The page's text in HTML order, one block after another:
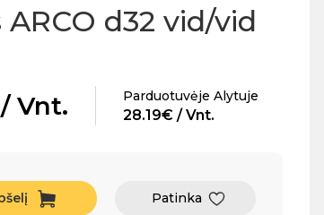
d32 vid/vid
Vnt. Parduotuvėje Alytuje
28.19€ / Vnt.
Patinka